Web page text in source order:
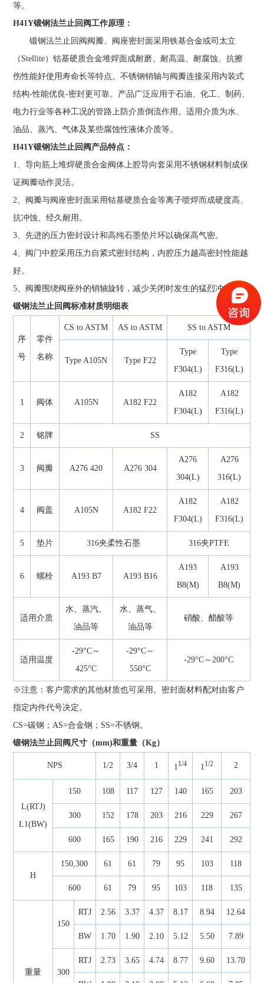
等。
H41Y锻钢法兰止回阀工作原理：
锻钢法兰止回阀阀瓣、阀座密封面采用铁基合金或司太立
（Stellite）钴基硬质合金堆焊面成耐磨、耐高温、耐腐蚀、抗擦
伤性能好使用寿命长等特点。不锈钢销轴与阀瓣连接采用内装式
结构-性能优良-密封更可靠。产品广泛应用于石油、化工、制药、
电力行业等各种工况的管路上防介质倒流作用。适用介质为水、
油品、蒸汽、气体及某些腐蚀性液体介质等。
H41Y锻钢法兰止回阀产品特点：
1、导向筋上堆焊硬质合金阀体上腔导向套采用不锈钢材料制成保
证阀瓣动作灵活。
2、阀瓣与阀座密封面采用钴基硬质合金等离子喷焊而成硬度高、
抗冲蚀、经久耐用。
3、先进的压力密封设计和高纯石墨垫片环以确保高气密。
4、阀门中腔采用压力自紧式密封结构，内腔压力越高密封性能越
好。
5、阀瓣围绕阀座外的销轴旋转，减少关闭时发生的猛烈冲击。
锻钢法兰止回阀标准材质明细表
序
号
零件
名称
CS to ASTM AS to ASTM SS to ASTM
Type A105N Type F22
Type
F304(L)
Type
F316(L)
1 阀体 A105N A182 F22
A182
F304(L)
A182
F316(L)
2 铭牌 SS
3 阀瓣 A276 420 A276 304
A276
304(L)
A276
316(L)
4 阀盖 A105N A182 F22
A182
F304(L)
A182
F316(L)
5 垫片 316夹柔性石墨 316夹PTFE
6 螺栓 A193 B7 A193 B16
A193
B8(M)
A193
B8(M)
适用介质
水、蒸汽、
油品等
水、蒸气、
油品等
硝酸、醋酸等
适用温度
-29°C～
425°C
-29°C～
550°C
-29°C～200°C
※注意：客户需求的其他材质也可采用。密封面材料配对由客户
指定内件代号决定。
CS=碳钢；AS=合金钢；SS=不锈钢。
锻钢法兰止回阀尺寸（mm)和重量（Kg）
NPS 1/2 3/4 1 1 1/4 1 1/2 2
L(RTJ)
L1(BW)
150 108 117 127 140 165 203
300 152 178 203 216 229 267
600 165 190 216 229 241 292
H
150,300 61 61 79 95 103 118
600 61 79 95 103 118 135
重量
150
RTJ 2.56 3.37 4.37 8.17 8.94 12.64
BW 1.70 1.90 2.10 5.12 5.50 7.89
300
RTJ 2.73 3.65 4.74 8.77 9.60 13.70